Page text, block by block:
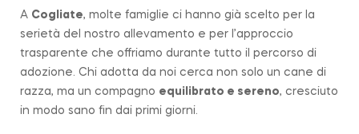
A Cogliate, molte famiglie ci hanno già scelto per la
serietà del nostro allevamento e per l’approccio
trasparente che offriamo durante tutto il percorso di
adozione. Chi adotta da noi cerca non solo un cane di
razza, ma un compagno equilibrato e sereno, cresciuto
in modo sano fin dai primi giorni.